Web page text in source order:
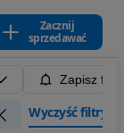
Zacznij
sprzedawać
Zapisz
Wyczyść filtry